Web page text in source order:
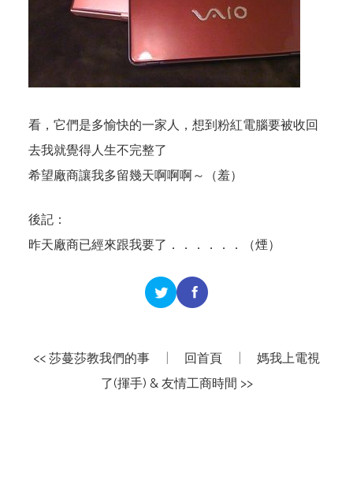
看，它們是多愉快的一家人，想到粉紅電腦要被收回
去我就覺得人生不完整了
希望廠商讓我多留幾天啊啊啊～（羞）
後記：
昨天廠商已經來跟我要了．．．．．．（煙）
<< 莎蔓莎教我們的事 回首頁
媽我上電視
了(揮手) & 友情工商時間 >>